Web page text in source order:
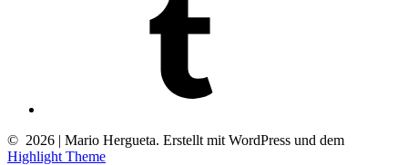
© 2026 | Mario Hergueta. Erstellt mit WordPress und dem
Highlight Theme